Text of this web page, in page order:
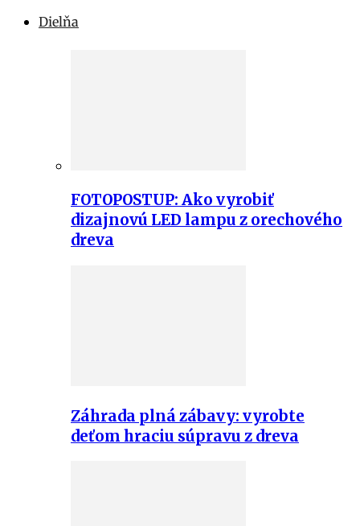
Dielňa
FOTOPOSTUP: Ako vyrobiť
dizajnovú LED lampu z orechového
dreva
Záhrada plná zábavy: vyrobte
deťom hraciu súpravu z dreva